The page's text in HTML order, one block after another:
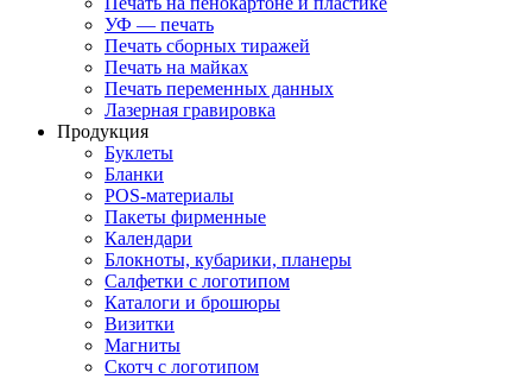
УФ — печать
Печать сборных тиражей
Печать на майках
Печать переменных данных
Лазерная гравировка
Продукция
Буклеты
Бланки
POS-материалы
Пакеты фирменные
Календари
Блокноты, кубарики, планеры
Салфетки с логотипом
Каталоги и брошюры
Визитки
Магниты
Скотч с логотипом